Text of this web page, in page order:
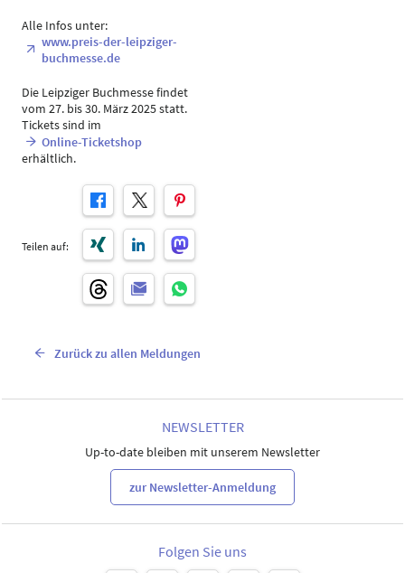
Alle Infos unter:
www.preis-der-leipziger-
buchmesse.de
Die Leipziger Buchmesse findet
vom 27. bis 30. März 2025 statt.
Tickets sind im
Online-Ticketshop
erhältlich.
Teilen auf:
Zurück zu allen Meldungen
NEWSLETTER
Up-to-date bleiben mit unserem Newsletter
zur Newsletter-Anmeldung
Folgen Sie uns